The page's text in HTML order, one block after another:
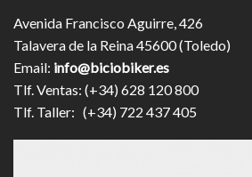
Avenida Francisco Aguirre, 426
Talavera de la Reina 45600 (Toledo)
Email: info@biciobiker.es
Tlf. Ventas: (+34) 628 120 800
Tlf. Taller: (+34) 722 437 405